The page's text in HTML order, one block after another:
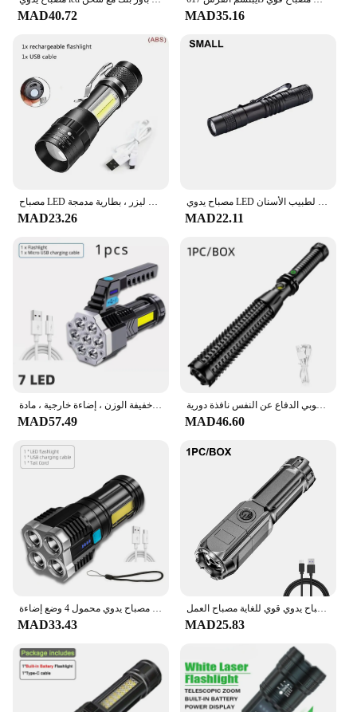
preferences. Our commitment to quality ensures that
are not only visually appealing but also built to last.
Our products are designed to be a valuable addition
to your inventory, providing you with a competitive
edge in the market.
MAD40.72 MAD35.16
مصباح LED أبيض عالي الطاقة ليزر ، بطارية مدمجة ، USB قابلة لإعادة الشحن ، ضوء قوي ، شعلة تكتيكية ، تخييم خارجي ، مصباح للمشي لمسافات طويلة
MAD23.26
مصباح يدوي LED قلم إضاءة لطبيب الأسنان ، D5 ، صغير ، محمول ، 1000 لومن ، 1 وضع التبديل ، يصلح للتخييم ، المشي لمسافات طويلة ، خارج
MAD22.11
كشافات ليد عالية الطاقة قابلة لإعادة الشحن ، شعلة تخييم مع قطعة خبز ، إضاءة جانبية ، خفيفة الوزن ، إضاءة خارجية ، مادة ABS ، 7 LED
MAD57.49
الذئب الأسنان عصا مصباح يدوي ضوء قوي شحن في الهواء الطلق السوبر مشرق متعدد الوظائف تلسكوبي الدفاع عن النفس نافذة دورية
MAD46.60
شعلة تخييم عالية الطاقة مع مصباح جانبي 4 من الكوز وقابل لإعادة الشحن مصباح يدوي محمول 4 وضع إضاءة
MAD33.43
ضوء فلاش المحمولة القابلة لإعادة الشحن الأضواء عالية الطاقة القابلة لإعادة الشحن مصباح ليد جيب التخييم مصباح يدوي قوي للغاية مصباح العمل
MAD25.83